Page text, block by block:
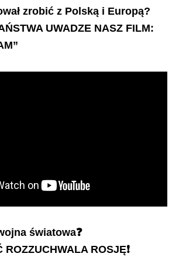
zrobić z Polską i Europą?
UWADZE NASZ FILM:
światowa❓
ROZZUCHWALA ROSJĘ❗️